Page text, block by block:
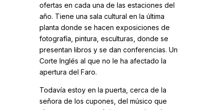
ofertas en cada una de las estaciones del
año. Tiene una sala cultural en la última
planta donde se hacen exposiciones de
fotografía, pintura, esculturas, donde se
presentan libros y se dan conferencias. Un
Corte Inglés al que no le ha afectado la
apertura del Faro.
Todavía estoy en la puerta, cerca de la
señora de los cupones, del músico que